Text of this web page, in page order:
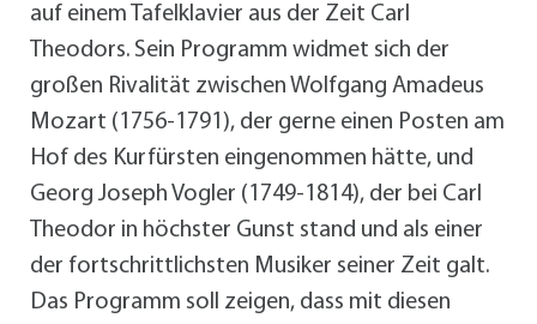
auf einem Tafelklavier aus der Zeit Carl
Theodors. Sein Programm widmet sich der
großen Rivalität zwischen Wolfgang Amadeus
Mozart (1756-1791), der gerne einen Posten am
Hof des Kurfürsten eingenommen hätte, und
Georg Joseph Vogler (1749-1814), der bei Carl
Theodor in höchster Gunst stand und als einer
der fortschrittlichsten Musiker seiner Zeit galt.
Das Programm soll zeigen, dass mit diesen